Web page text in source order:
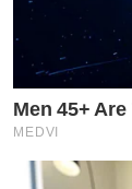
Men 45+
MEDVI